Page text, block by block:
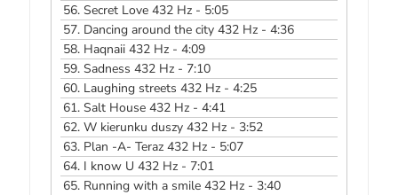
56.Secret Love 432 Hz - 5:05
57. Dancing around the city 432 Hz - 4:36
58. Haqnaii 432 Hz - 4:09
59.Sadness 432 Hz - 7:10
60. Laughing streets 432 Hz - 4:25
61.Salt House 432 Hz - 4:41
62.W kierunku duszy 432 Hz - 3:52
63. Plan -A- Teraz 432 Hz - 5:07
64. I know U 432 Hz - 7:01
65. Running with a smile 432 Hz - 3:40